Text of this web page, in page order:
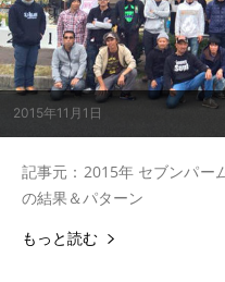
2015年11月1日
記事元：2015年 セブンパー
の結果＆パターン
もっと読む